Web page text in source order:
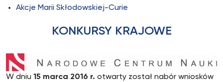
Akcje Marii Skłodowskiej-Curie
KONKURSY KRAJOWE
W dniu 15 marca 2016 r. otwarty został nabór wniosków